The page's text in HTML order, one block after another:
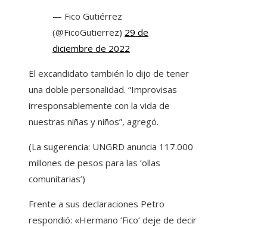
— Fico Gutiérrez
(@FicoGutierrez) 29 de
diciembre de 2022
El excandidato también lo dijo de tener
una doble personalidad. “Improvisas
irresponsablemente con la vida de
nuestras niñas y niños”, agregó.
(La sugerencia: UNGRD anuncia 117.000
millones de pesos para las ‘ollas
comunitarias’)
Frente a sus declaraciones Petro
respondió: «Hermano ‘Fico’ deje de decir